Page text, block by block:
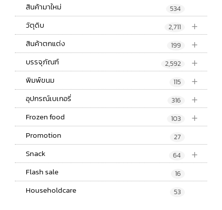
สินค้ามาใหม่ 534
+
วัตุดิบ 2,711
+
สินค้าตกแต่ง 199
+
บรรจุภัณฑ์ 2,592
+
พิมพ์ขนม 115
+
อุปกรณ์เบเกอรี่ 316
+
Frozen food 103
Promotion 27
+
Snack 64
Flash sale 16
Householdcare 53